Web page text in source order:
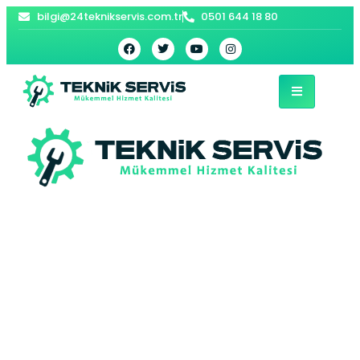
bilgi@24teknikservis.com.tr 0501 644 18 80